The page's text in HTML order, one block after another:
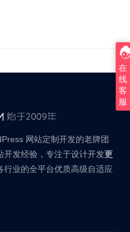
网站定制开发的老牌团
开发经验，专注于设计开发更
行业的全平台优质高级自适应
在
线
客
服